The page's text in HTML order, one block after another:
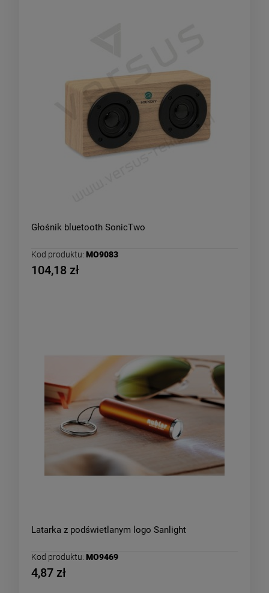
Głośnik bluetooth SonicTwo
Kod produktu: MO9083
104,18 zł
Latarka z podświetlanym logo Sanlight
Kod produktu: MO9469
4,87 zł